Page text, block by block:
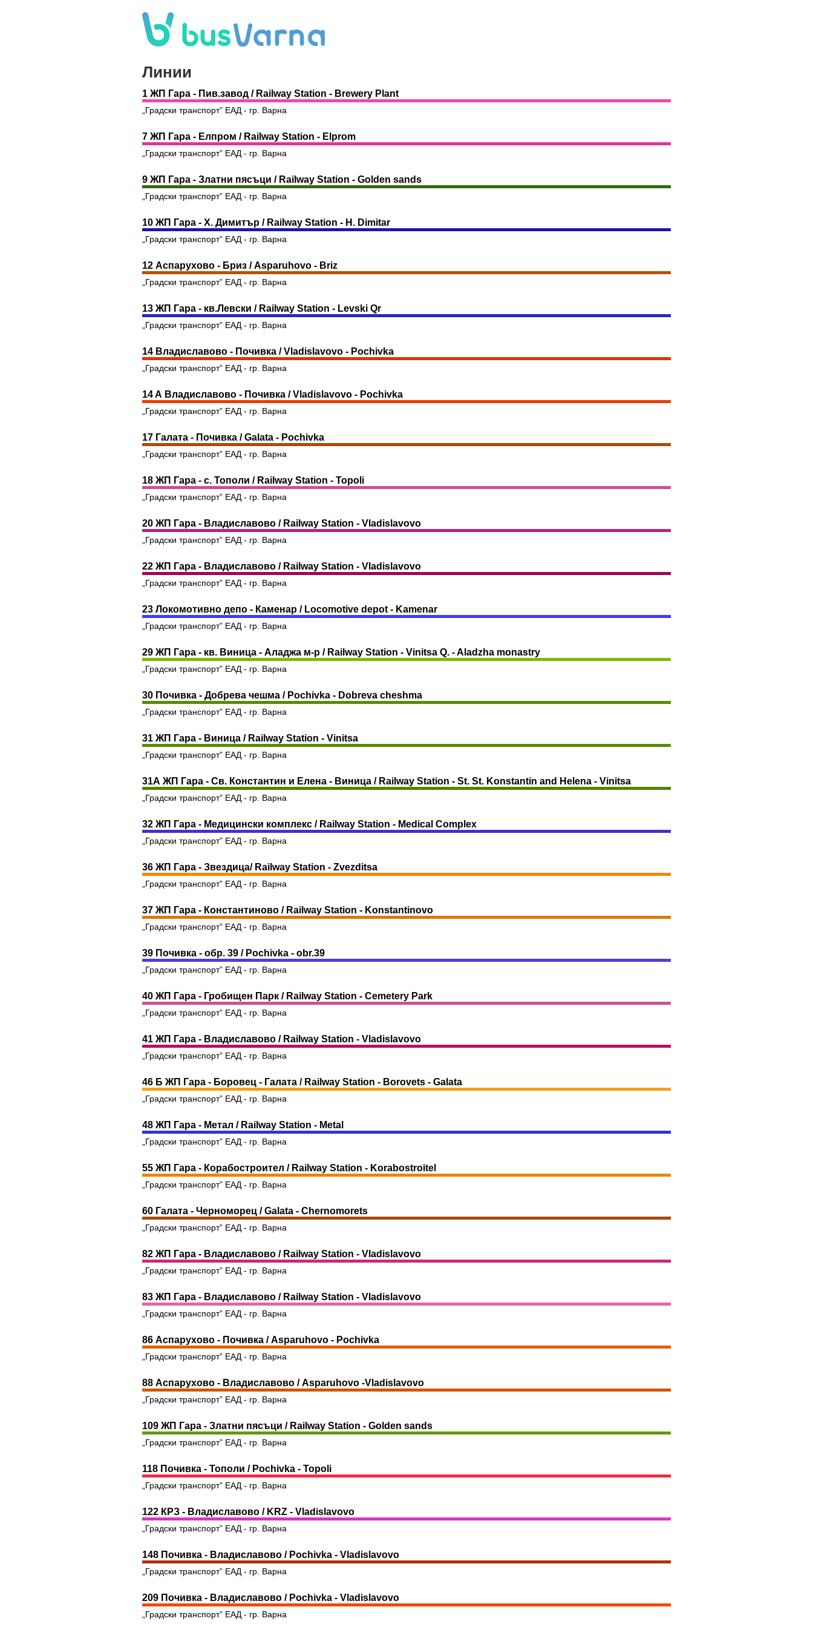
Линии
1 ЖП Гара - Пив.завод / Railway Station - Brewery Plant
„Градски транспорт” ЕАД - гр. Варна
7 ЖП Гара - Елпром / Railway Station - Elprom
„Градски транспорт” ЕАД - гр. Варна
9 ЖП Гара - Златни пясъци / Railway Station - Golden sands
„Градски транспорт” ЕАД - гр. Варна
10 ЖП Гара - Х. Димитър / Railway Station - H. Dimitar
„Градски транспорт” ЕАД - гр. Варна
12 Аспарухово - Бриз / Asparuhovo - Briz
„Градски транспорт” ЕАД - гр. Варна
13 ЖП Гара - кв.Левски / Railway Station - Levski Qr
„Градски транспорт” ЕАД - гр. Варна
14 Владиславово - Почивка / Vladislavovo - Pochivka
„Градски транспорт” ЕАД - гр. Варна
14 A Владиславово - Почивка / Vladislavovo - Pochivka
„Градски транспорт” ЕАД - гр. Варна
17 Галата - Почивка / Galata - Pochivka
„Градски транспорт” ЕАД - гр. Варна
18 ЖП Гара - с. Тополи / Railway Station - Topoli
„Градски транспорт” ЕАД - гр. Варна
20 ЖП Гара - Владиславово / Railway Station - Vladislavovo
„Градски транспорт” ЕАД - гр. Варна
22 ЖП Гара - Владиславово / Railway Station - Vladislavovo
„Градски транспорт” ЕАД - гр. Варна
23 Локомотивно депо - Каменар / Locomotive depot - Kamenar
„Градски транспорт” ЕАД - гр. Варна
29 ЖП Гара - кв. Виница - Аладжа м-р / Railway Station - Vinitsa Q. - Aladzha monastry
„Градски транспорт” ЕАД - гр. Варна
30 Почивка - Добрева чешма / Pochivka - Dobreva cheshma
„Градски транспорт” ЕАД - гр. Варна
31 ЖП Гара - Виница / Railway Station - Vinitsa
„Градски транспорт” ЕАД - гр. Варна
31A ЖП Гара - Св. Константин и Елена - Виница / Railway Station - St. St. Konstantin and Helena - Vinitsa
„Градски транспорт” ЕАД - гр. Варна
32 ЖП Гара - Медицински комплекс / Railway Station - Medical Complex
„Градски транспорт” ЕАД - гр. Варна
36 ЖП Гара - Звездица/ Railway Station - Zvezditsa
„Градски транспорт” ЕАД - гр. Варна
37 ЖП Гара - Константиново / Railway Station - Konstantinovo
„Градски транспорт” ЕАД - гр. Варна
39 Почивка - обр. 39 / Pochivka - obr.39
„Градски транспорт” ЕАД - гр. Варна
40 ЖП Гара - Гробищен Парк / Railway Station - Cemetery Park
„Градски транспорт” ЕАД - гр. Варна
41 ЖП Гара - Владиславово / Railway Station - Vladislavovo
„Градски транспорт” ЕАД - гр. Варна
46 Б ЖП Гара - Боровец - Галата / Railway Station - Borovets - Galata
„Градски транспорт” ЕАД - гр. Варна
48 ЖП Гара - Метал / Railway Station - Metal
„Градски транспорт” ЕАД - гр. Варна
55 ЖП Гара - Корабостроител / Railway Station - Korabostroitel
„Градски транспорт” ЕАД - гр. Варна
60 Галата - Черноморец / Galata - Chernomorets
„Градски транспорт” ЕАД - гр. Варна
82 ЖП Гара - Владиславово / Railway Station - Vladislavovo
„Градски транспорт” ЕАД - гр. Варна
83 ЖП Гара - Владиславово / Railway Station - Vladislavovo
„Градски транспорт” ЕАД - гр. Варна
86 Аспарухово - Почивка / Asparuhovo - Pochivka
„Градски транспорт” ЕАД - гр. Варна
88 Аспарухово - Владиславово / Asparuhovo -Vladislavovo
„Градски транспорт” ЕАД - гр. Варна
109 ЖП Гара - Златни пясъци / Railway Station - Golden sands
„Градски транспорт” ЕАД - гр. Варна
118 Почивка - Тополи / Pochivka - Topoli
„Градски транспорт” ЕАД - гр. Варна
122 КРЗ - Владиславово / KRZ - Vladislavovo
„Градски транспорт” ЕАД - гр. Варна
148 Почивка - Владиславово / Pochivka - Vladislavovo
„Градски транспорт” ЕАД - гр. Варна
209 Почивка - Владиславово / Pochivka - Vladislavovo
„Градски транспорт” ЕАД - гр. Варна